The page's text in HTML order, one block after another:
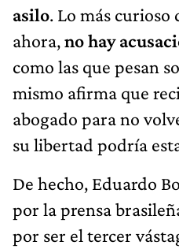
asilo. Lo más curioso
ahora,no hay
como las que pesan
mismo afirma que
abogado para no
su libertad podría
De hecho, Eduardo
por la prensa
por ser el tercer